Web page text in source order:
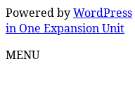
Powered byWordPress
in One Expansion Unit
MENU